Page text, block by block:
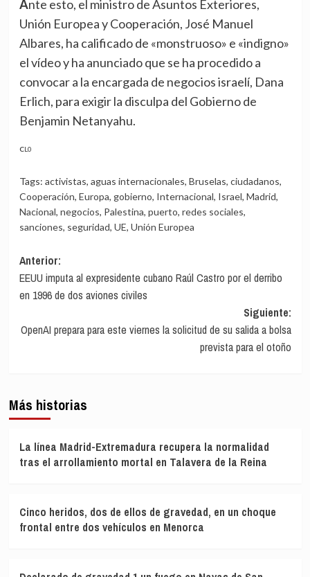
Ante esto, el ministro de Asuntos Exteriores,
Unión Europea y Cooperación, José Manuel
Albares, ha calificado de «monstruoso» e «indigno»
el vídeo y ha anunciado que se ha procedido a
convocar a la encargada de negocios israelí, Dana
Erlich, para exigir la disculpa del Gobierno de
Benjamin Netanyahu.
CL0
Tags: activistas, aguas internacionales, Bruselas, ciudadanos,
Cooperación, Europa, gobierno, Internacional, Israel, Madrid,
Nacional, negocios, Palestina, puerto, redes sociales,
sanciones, seguridad, UE, Unión Europea
Navegación
de
entradas
Anterior:
EEUU imputa al expresidente cubano Raúl Castro por el derribo
en 1996 de dos aviones civiles
Siguiente:
OpenAI prepara para este viernes la solicitud de su salida a bolsa
prevista para el otoño
Más historias
La línea Madrid-Extremadura recupera la normalidad
tras el arrollamiento mortal en Talavera de la Reina
Cinco heridos, dos de ellos de gravedad, en un choque
frontal entre dos vehículos en Menorca